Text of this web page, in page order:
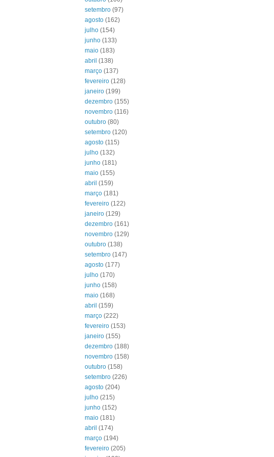
setembro (97)
agosto (162)
julho (154)
junho (133)
maio (183)
abril (138)
março (137)
fevereiro (128)
janeiro (199)
dezembro (155)
novembro (116)
outubro (80)
setembro (120)
agosto (115)
julho (132)
junho (181)
maio (155)
abril (159)
março (181)
fevereiro (122)
janeiro (129)
dezembro (161)
novembro (129)
outubro (138)
setembro (147)
agosto (177)
julho (170)
junho (158)
maio (168)
abril (159)
março (222)
fevereiro (153)
janeiro (155)
dezembro (188)
novembro (158)
outubro (158)
setembro (226)
agosto (204)
julho (215)
junho (152)
maio (181)
abril (174)
março (194)
fevereiro (205)